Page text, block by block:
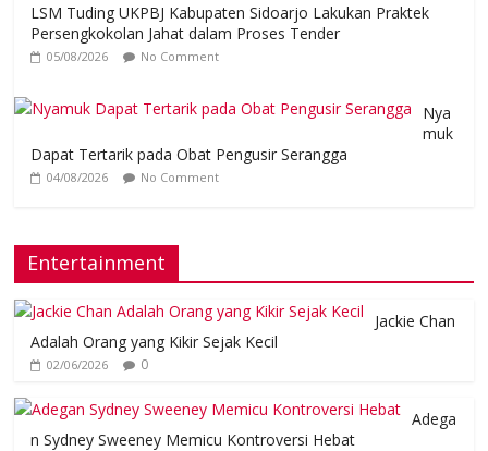
LSM Tuding UKPBJ Kabupaten Sidoarjo Lakukan Praktek
Persengkokolan Jahat dalam Proses Tender
05/08/2026 No Comment
Nya
muk
Dapat Tertarik pada Obat Pengusir Serangga
04/08/2026 No Comment
Entertainment
Jackie Chan
Adalah Orang yang Kikir Sejak Kecil
02/06/2026 0
Adega
n Sydney Sweeney Memicu Kontroversi Hebat